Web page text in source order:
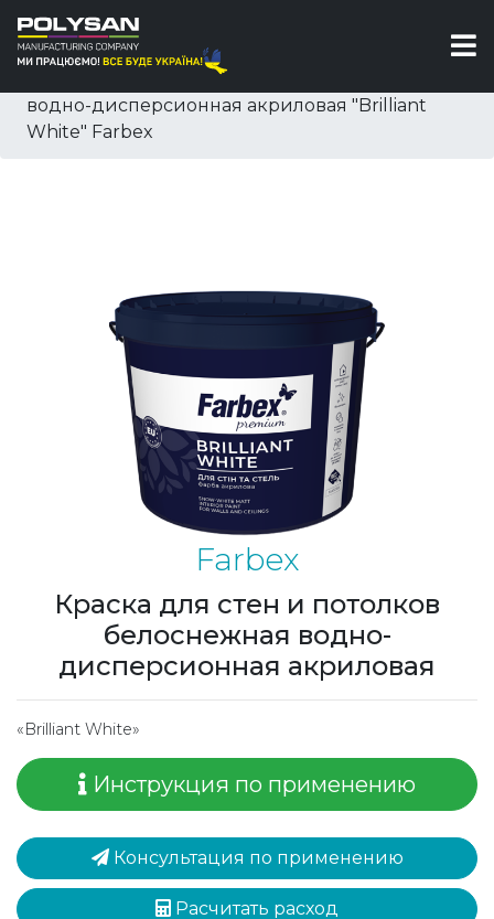
Краски
Краска для потолка
Краска для стен и потолков белоснежная
водно-дисперсионная акриловая "Brilliant
White" Farbex
Farbex
Краска для стен и потолков
белоснежная водно-
дисперсионная акриловая
«Brilliant White»
Инструкция по применению
Консультация по применению
Расчитать расход